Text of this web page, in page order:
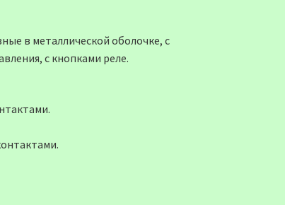
в металлической оболочке, с
с кнопками реле.